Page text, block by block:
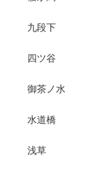
九段下
四ツ谷
御茶ノ水
水道橋
浅草